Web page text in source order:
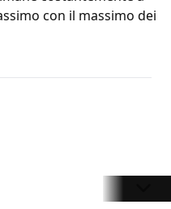
con il massimo dei